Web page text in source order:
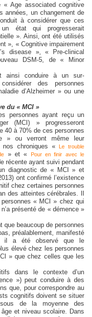
« Age associated cognitive
années, un changement de
à considérer que ces
état qui progresserait
». Ainsi, ont été utilisés
», « Cognitive impairement
disease », « Pre-clinical
DSM-5, de « Minor
ainsi conduire à un sur-
des personnes
d’Alzheimer » ou une
du « MCI »
personnes ayant reçu un
(MCI) » progresseront
40 à 70% de ces personnes
» ou verront même leur
nos chroniques «Le trouble
» et «
Pour en finir avec le
récente ayant suivi pendant
diagnostic de « MCI » et
ont confirmé l’existence
chez certaines personnes
des atteintes cérébrales. Il
« MCI » chez qui
présenté de « démence »
que beaucoup de personnes
préalablement, manifesté
il a été observé que le
élevé chez les personnes
» que chez celles que les
dans le contexte d’un
») peut conduire à des
que, pour correspondre au
cognitifs doivent se situer
de la moyenne des
et niveau scolaire. Dans